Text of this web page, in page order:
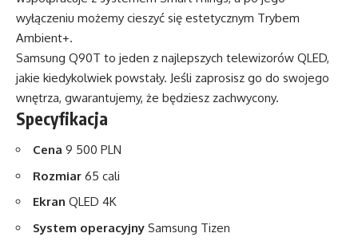
wyłączeniu możemy cieszyć się estetycznym Trybem
Ambient+.
Samsung Q90T to jeden z najlepszych telewizorów QLED,
jakie kiedykolwiek powstały. Jeśli zaprosisz go do swojego
wnętrza, gwarantujemy, że będziesz zachwycony.
Specyfikacja
Cena 9 500 PLN
Rozmiar 65 cali
Ekran QLED 4K
System operacyjny Samsung Tizen